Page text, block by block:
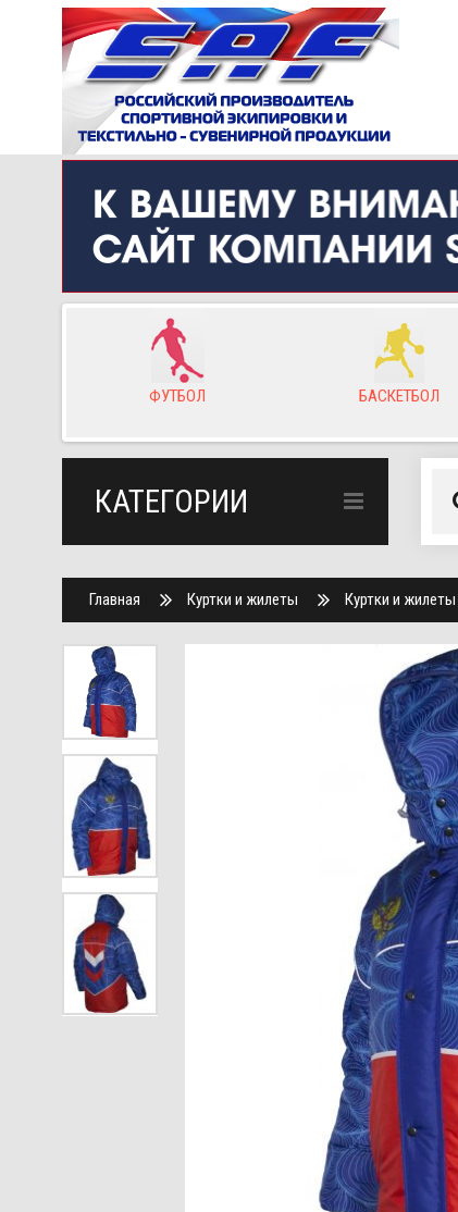
ФУТБОЛ БАСКЕТБОЛ
КАТЕГОРИИ
Главная
Куртки и жилеты Куртки и жилеты